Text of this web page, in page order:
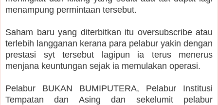
menampung permintaan tersebut.
Saham baru yang diterbitkan itu oversubscribe atau
terlebih langganan kerana para pelabur yakin dengan
prestasi syt tersebut lagipun ia terus menerus
menjana keuntungan sejak ia memulakan operasi.
Pelabur BUKAN BUMIPUTERA, Pelabur Institusi
Tempatan dan Asing dan sekelumit pelabur